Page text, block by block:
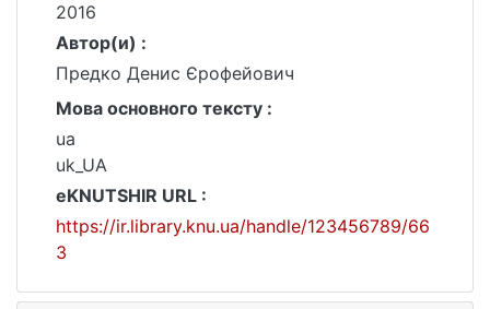
2016
Автор(и) :
Предко Денис Єрофейович
Мова основного тексту :
ua
uk_UA
eKNUTSHIR URL :
https://ir.library.knu.ua/handle/123456789/66
3